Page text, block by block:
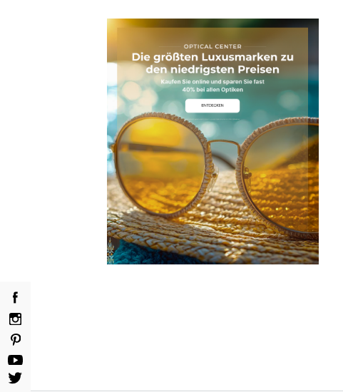
Kontaktlinsen DAILIES
Kontaktlinsen SOFLENS
Kontaktlinsen BIOFINITY
Kontaktlinsen HYDROFEEL